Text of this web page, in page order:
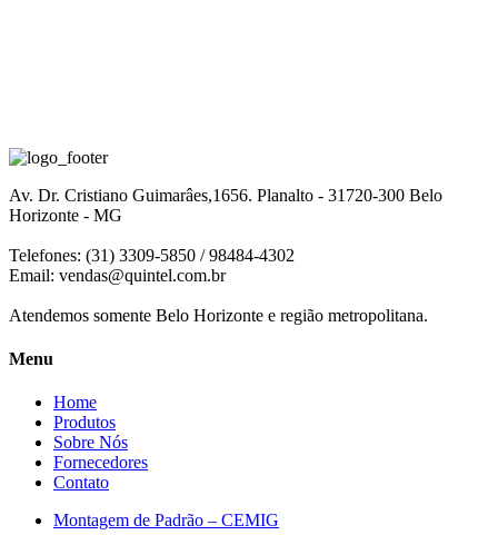
Av. Dr. Cristiano Guimarâes,1656. Planalto - 31720-300 Belo
Horizonte - MG
Telefones: (31) 3309-5850 / 98484-4302
Email: vendas@quintel.com.br
Atendemos somente Belo Horizonte e região metropolitana.
Menu
Home
Produtos
Sobre Nós
Fornecedores
Contato
Montagem de Padrão – CEMIG